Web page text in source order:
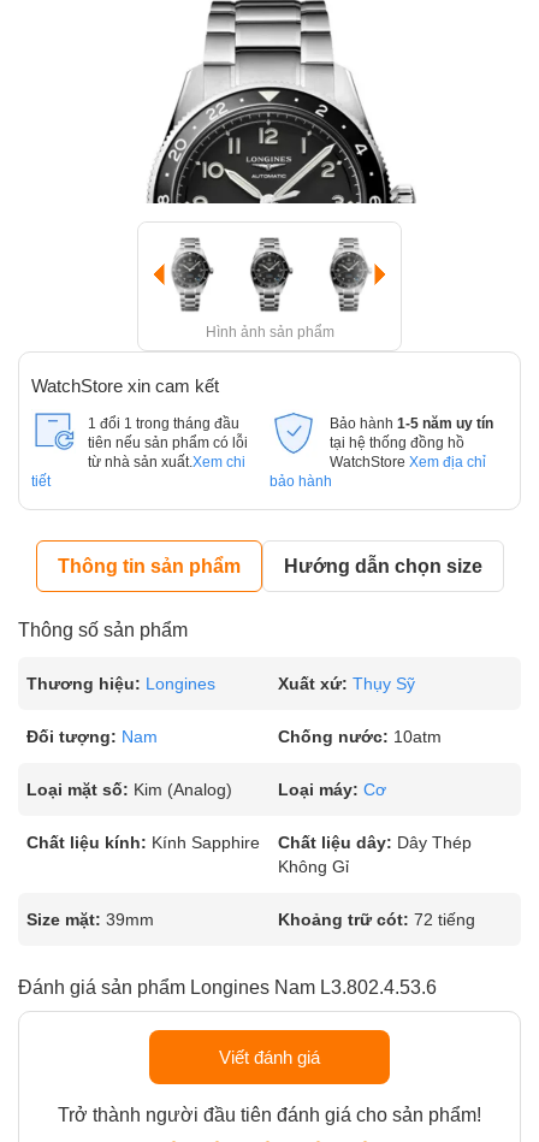
Hình ảnh sản phẩm
WatchStore xin cam kết
1 đổi 1 trong tháng đầu
tiên nếu sản phẩm có lỗi
từ nhà sản xuất. Xem chi
tiết
Bảo hành 1-5 năm uy tín
tại hệ thống đồng hồ
WatchStore Xem địa chỉ
bảo hành
Thông tin sản phẩm Hướng dẫn chọn size
Thông số sản phẩm
Thương hiệu: Longines Xuất xứ: Thụy Sỹ
Đối tượng: Nam Chống nước: 10atm
Loại mặt số: Kim (Analog) Loại máy: Cơ
Chất liệu kính: Kính Sapphire Chất liệu dây: Dây Thép
Không Gỉ
Size mặt: 39mm Khoảng trữ cót: 72 tiếng
Đánh giá sản phẩm Longines Nam L3.802.4.53.6
Viết đánh giá
Trở thành người đầu tiên đánh giá cho sản phẩm!